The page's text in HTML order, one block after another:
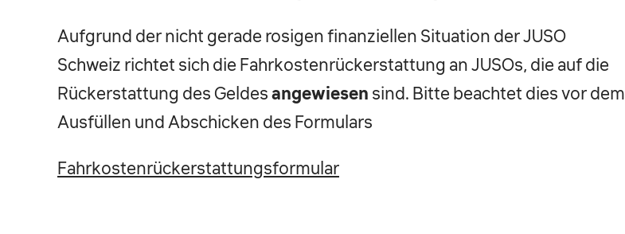
Aufgrund der nicht gerade rosigen finanziellen Situation der JUSO
Schweiz richtet sich die Fahrkostenrückerstattung an JUSOs, die auf die
Rückerstattung des Geldes angewiesen sind. Bitte beachtet dies vor dem
Ausfüllen und Abschicken des Formulars
Fahrkostenrückerstattungsformular